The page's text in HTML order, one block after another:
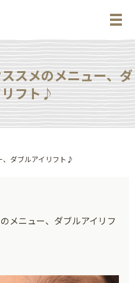
メ
スメのメニュー、ダ
フト♪
、ダブルアイリフト♪
メニュー、ダブルアイリフ